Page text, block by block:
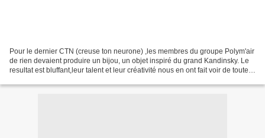
Pour le dernier CTN (creuse ton neurone) ,les membres du groupe Polym'air
de rien devaient produire un bijou, un objet inspiré du grand Kandinsky. Le
resultat est bluffant,leur talent et leur créativité nous en ont fait voir de toutes